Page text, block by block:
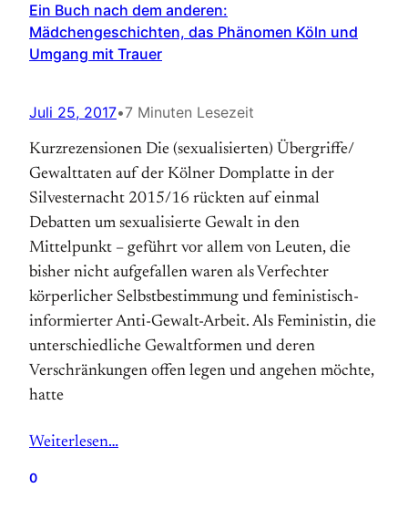
Ein Buch nach dem anderen:
Mädchengeschichten, das Phänomen Köln und
Umgang mit Trauer
Juli 25, 2017•7 Minuten Lesezeit
Kurzrezensionen Die (sexualisierten) Übergriffe/
Gewalttaten auf der Kölner Domplatte in der
Silvesternacht 2015/16 rückten auf einmal
Debatten um sexualisierte Gewalt in den
Mittelpunkt – geführt vor allem von Leuten, die
bisher nicht aufgefallen waren als Verfechter
körperlicher Selbstbestimmung und feministisch-
informierter Anti-Gewalt-Arbeit. Als Feministin, die
unterschiedliche Gewaltformen und deren
Verschränkungen offen legen und angehen möchte,
hatte
Weiterlesen…
0